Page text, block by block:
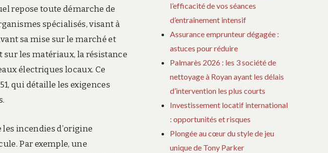
repose toute démarche de
spécialisés, visant à
sa mise sur le marché et
sur les matériaux, la résistance
électriques locaux. Ce
qui détaille les exigences
incendies d’origine
Par exemple, une
l’efficacité de vos séances
d’entraînement intensif
Assurance emprunteur dégagée :
astuces pour réduire
Palmarès 2026 : les 3 société de
nettoyage à Royan ayant les délais
d’intervention les plus courts
Investissement locatif international
: opportunités et risques
Plongée au cœur du style de jeu
unique de Tony Parker